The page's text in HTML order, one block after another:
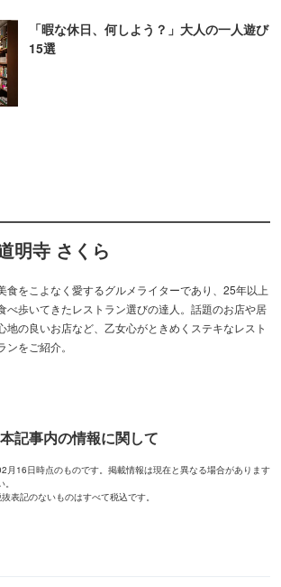
「暇な休日、何しよう？」大人の一人遊び
15選
明寺 さくら
食をこよなく愛するグルメライターであり、25年以上
べ歩いてきたレストラン選びの達人。話題のお店や居
地の良いお店など、乙女心がときめくステキなレスト
ンをご紹介。
本記事内の情報に関して
月16日時点のものです。掲載情報は現在と異なる場合があります
表記のないものはすべて税込です。